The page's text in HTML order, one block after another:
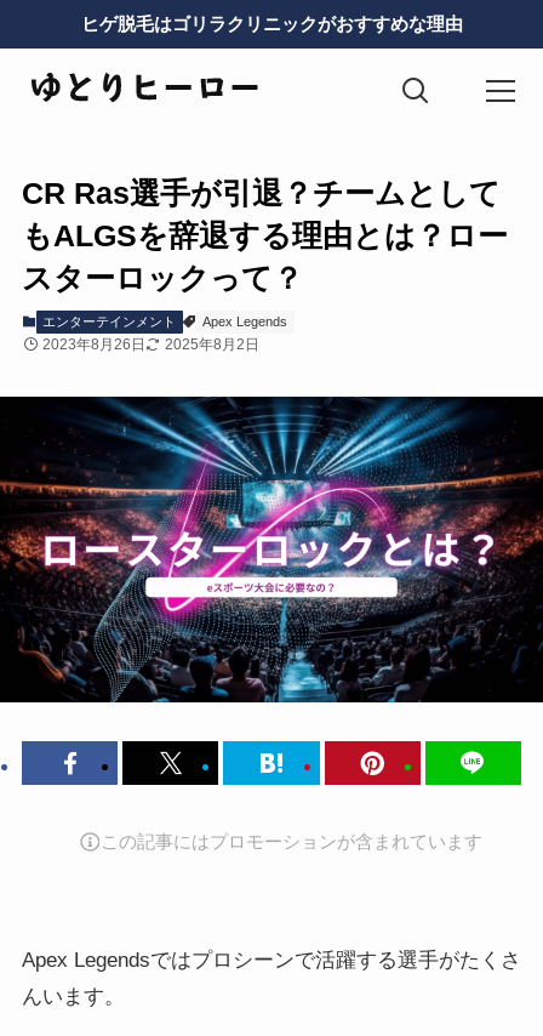
ヒゲ脱毛はゴリラクリニックがおすすめな理由
CR Ras選手が引退？チームとして
もALGSを辞退する理由とは？ロー
スターロックって？
エンターテインメント Apex Legends
2023年8月26日 2025年8月2日
この記事にはプロモーションが含まれています
Apex Legendsではプロシーンで活躍する選手がたくさ
んいます。